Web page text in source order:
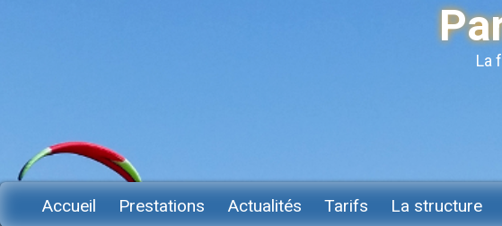
La
Accueil Prestations Actualités Tarifs La structure